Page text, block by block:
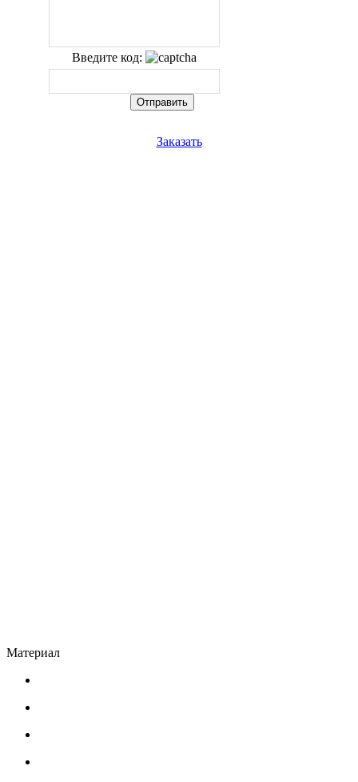
Введите код:
Заказать
Материал